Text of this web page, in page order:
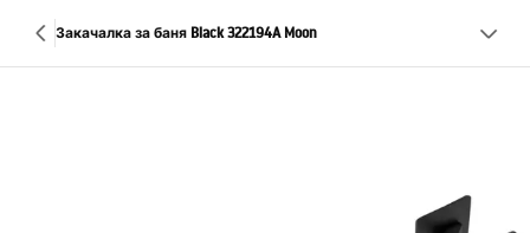
Закачалка за баня Black 322194A Moon